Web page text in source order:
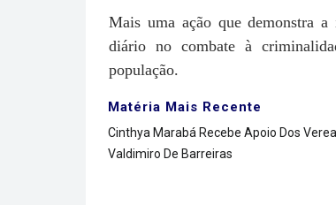
Mais uma ação que demonstra
diário no combate à
população.
Matéria Mais Recente
Cinthya Marabá Recebe Apoio Dos
Valdimiro De Barreiras